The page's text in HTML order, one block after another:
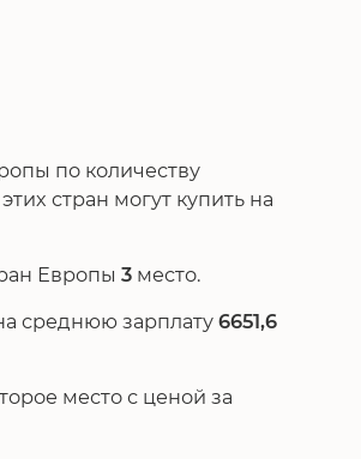
по количеству
стран могут купить на
Европы 3 место.
среднюю зарплату 6651,6
место с ценой за